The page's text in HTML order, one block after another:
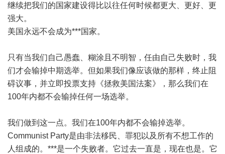
继续把我们的国家建设得比以往任何时候都更大、更好、更
强大。
美国永远不会成为***国家。
只有当我们自己愚蠢、糊涂且不明智，任由自己失败时，我
们才会输掉中期选举。但如果我们像应该做的那样，终止阻
碍议事，并立即投票支持《拯救美国法案》，那么我们在
100年内都不会输掉任何一场选举。
我们做到这一点。我们在100年内都不会输掉选举。
Communist Party是由非法移民、罪犯以及所有不想工作的
人组成的。***是一个失败者。它过去一直是，现在也是。它